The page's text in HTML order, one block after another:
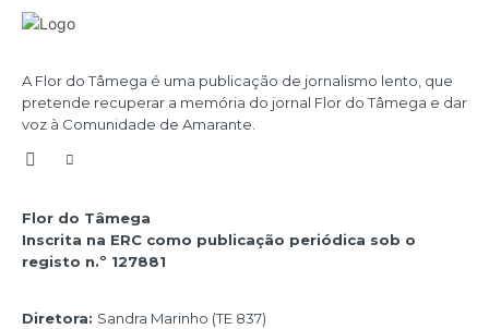
A Flor do Tâmega é uma publicação de jornalismo lento, que
pretende recuperar a memória do jornal Flor do Tâmega e dar
voz à Comunidade de Amarante.
Flor do Tâmega
Inscrita na ERC como publicação periódica sob o
registo n.º 127881
Diretora: Sandra Marinho (TE 837)